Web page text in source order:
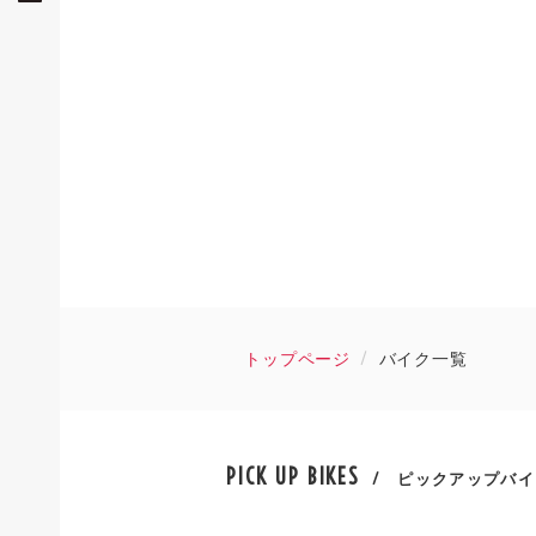
トップページ バイク一覧
PICK UP BIKES / ピックアップバ